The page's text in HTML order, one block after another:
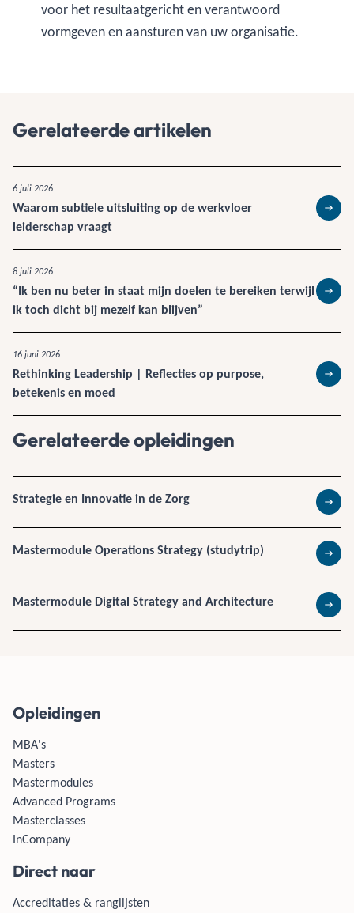
voor het resultaatgericht en verantwoord
vormgeven en aansturen van uw organisatie.
Gerelateerde artikelen
6 juli 2026
Waarom subtiele uitsluiting op de werkvloer
leiderschap vraagt
Lees
8 juli 2026
“Ik ben nu beter in staat mijn doelen te bereiken terwijl
ik toch dicht bij mezelf kan blijven”
Lees
16 juni 2026
Rethinking Leadership | Reflecties op purpose,
betekenis en moed
Lees
Gerelateerde opleidingen
Strategie en Innovatie in de Zorg
Lees
Mastermodule Operations Strategy (studytrip)
Lees
Mastermodule Digital Strategy and Architecture
Lees
Opleidingen
MBA's
Masters
Mastermodules
Advanced Programs
Masterclasses
InCompany
Direct naar
Accreditaties & ranglijsten